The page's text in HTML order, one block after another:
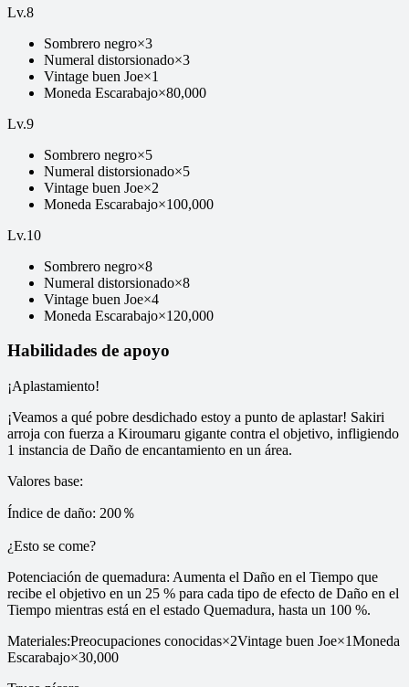
Lv.8
Sombrero negro×3
Numeral distorsionado×3
Vintage buen Joe×1
Moneda Escarabajo×80,000
Lv.9
Sombrero negro×5
Numeral distorsionado×5
Vintage buen Joe×2
Moneda Escarabajo×100,000
Lv.10
Sombrero negro×8
Numeral distorsionado×8
Vintage buen Joe×4
Moneda Escarabajo×120,000
Habilidades de apoyo
¡Aplastamiento!
¡Veamos a qué pobre desdichado estoy a punto de aplastar! Sakiri
arroja con fuerza a Kiroumaru gigante contra el objetivo, infligiendo
1 instancia de Daño de encantamiento en un área.
Valores base:
Índice de daño: 200％
¿Esto se come?
Potenciación de quemadura: Aumenta el Daño en el Tiempo que
recibe el objetivo en un 25 % para cada tipo de efecto de Daño en el
Tiempo mientras está en el estado Quemadura, hasta un 100 %.
Materiales:Preocupaciones conocidas×2Vintage buen Joe×1Moneda
Escarabajo×30,000